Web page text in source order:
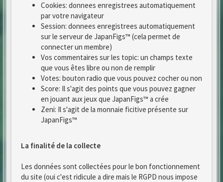
Cookies: donnees enregistrees automatiquement
par votre navigateur
Session: donnees enregistrees automatiquement
sur le serveur de JapanFigs™ (cela permet de
connecter un membre)
Vos commentaires sur les topic: un champs texte
que vous êtes libre ou non de remplir
Votes: bouton radio que vous pouvez cocher ou non
Score: Il s'agit des points que vous pouvez gagner
en jouant aux jeux que JapanFigs™ a crée
Zeni: Il s'agit de la monnaie ficitive présente sur
JapanFigs™
La finalité de la collecte
Les données sont collectées pour le bon fonctionnement
du site (oui c'est ridicule a dire mais le RGPD nous impose